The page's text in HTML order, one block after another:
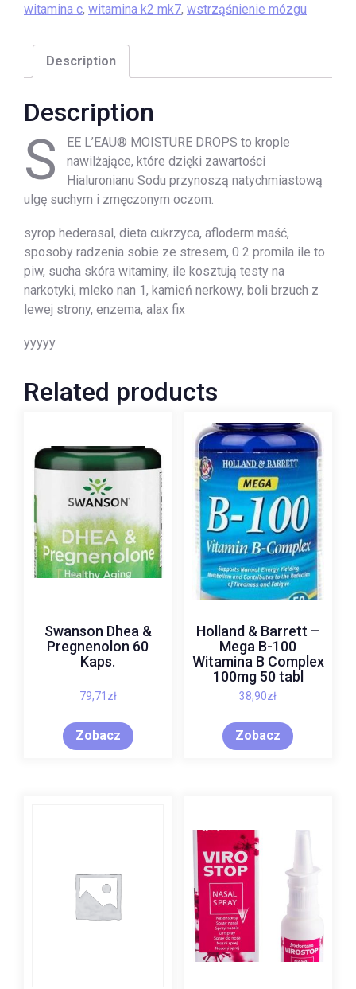
witamina c, witamina k2 mk7, wstrząśnienie mózgu
Description
Description
S
EE L’EAU® MOISTURE DROPS to krople
nawilżające, które dzięki zawartości
Hialuronianu Sodu przynoszą natychmiastową
ulgę suchym i zmęczonym oczom.
syrop hederasal, dieta cukrzyca, afloderm maść,
sposoby radzenia sobie ze stresem, 0 2 promila ile to
piw, sucha skóra witaminy, ile kosztują testy na
narkotyki, mleko nan 1, kamień nerkowy, boli brzuch z
lewej strony, enzema, alax fix
yyyyy
Related products
Swanson Dhea &
Pregnenolon 60
Kaps.
79,71 zł
Zobacz
Holland & Barrett –
Mega B-100
Witamina B Complex
100mg 50 tabl
38,90zł
Zobacz